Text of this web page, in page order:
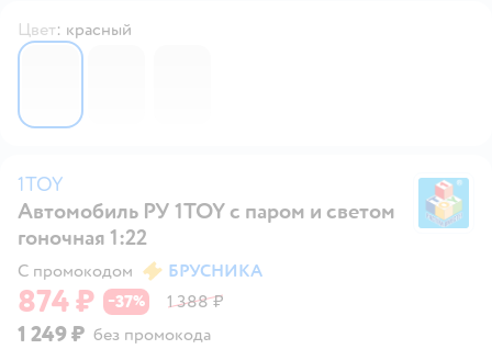
Цвет: красный
6689188
1TOY
Автомобиль РУ 1TOY с паром и светом
гоночная 1:22
С промокодом БРУСНИКА
874 ₽ −37% 1 388 ₽
1 249 ₽ без промокода